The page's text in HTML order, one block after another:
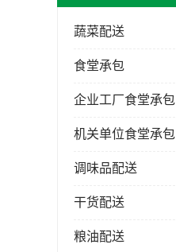
蔬菜配送
食堂承包
企业工厂食堂承包
机关单位食堂承包
调味品配送
干货配送
粮油配送